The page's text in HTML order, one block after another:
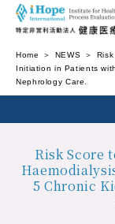
Home NEWS
Initiation in Patients
Nephrology Care.
Risk Score
5 Chronic